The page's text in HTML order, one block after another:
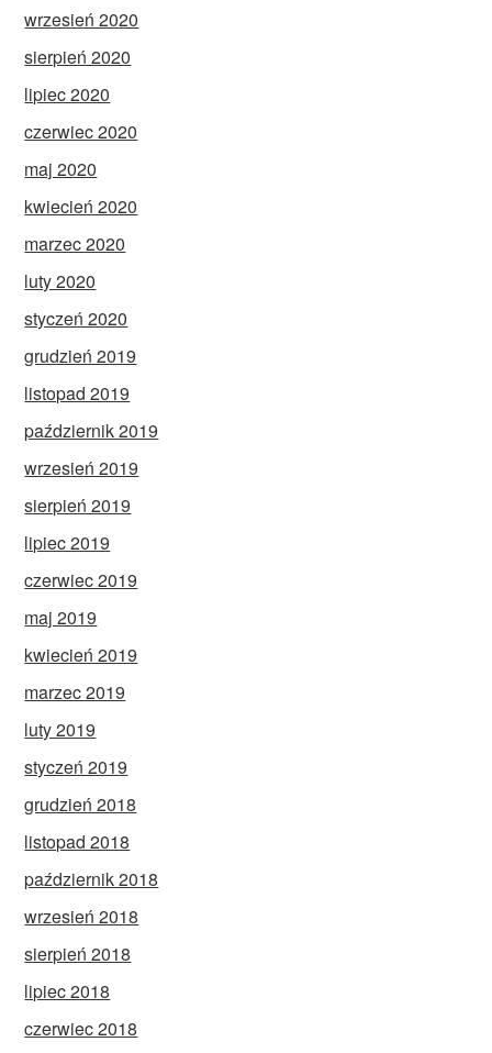
wrzesień 2020
sierpień 2020
lipiec 2020
czerwiec 2020
maj 2020
kwiecień 2020
marzec 2020
luty 2020
styczeń 2020
grudzień 2019
listopad 2019
październik 2019
wrzesień 2019
sierpień 2019
lipiec 2019
czerwiec 2019
maj 2019
kwiecień 2019
marzec 2019
luty 2019
styczeń 2019
grudzień 2018
listopad 2018
październik 2018
wrzesień 2018
sierpień 2018
lipiec 2018
czerwiec 2018